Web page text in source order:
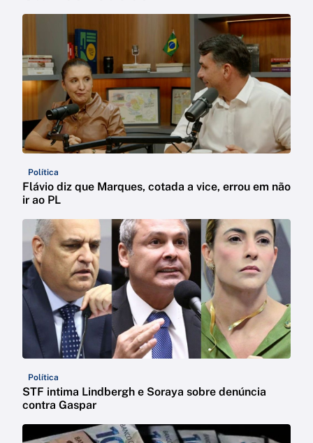
Política
Flávio diz que Marques, cotada a vice, errou em não
ir ao PL
Política
STF intima Lindbergh e Soraya sobre denúncia
contra Gaspar